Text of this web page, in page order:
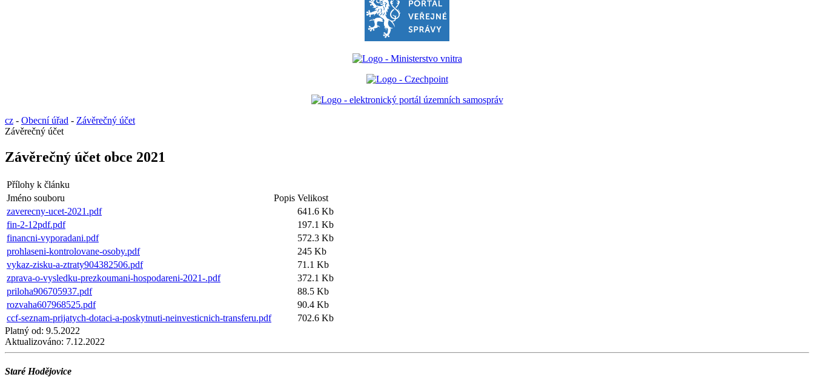
cz - Obecní úřad - Závěrečný účet
Závěrečný účet
Závěrečný účet obce 2021
Přílohy k článku
Jméno souboru
Popis Velikost
zaverecny-ucet-2021.pdf
641.6 Kb
fin-2-12pdf.pdf
197.1 Kb
financni-vyporadani.pdf
572.3 Kb
prohlaseni-kontrolovane-osoby.pdf
245 Kb
vykaz-zisku-a-ztraty904382506.pdf
71.1 Kb
zprava-o-vysledku-prezkoumani-hospodareni-2021-.pdf
372.1 Kb
priloha906705937.pdf
88.5 Kb
rozvaha607968525.pdf
90.4 Kb
ccf-seznam-prijatych-dotaci-a-poskytnuti-neinvesticnich-transferu.pdf
702.6 Kb
Platný od: 9.5.2022
Aktualizováno: 7.12.2022
Staré Hodějovice